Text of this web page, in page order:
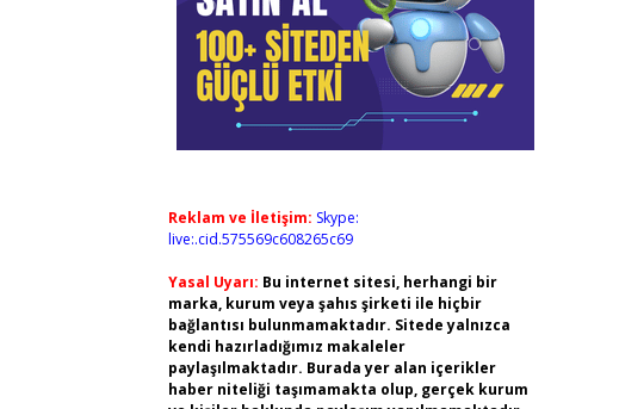
Reklam ve İletişim: Skype:
live:.cid.575569c608265c69
Yasal Uyarı: Bu internet sitesi, herhangi bir
marka, kurum veya şahıs şirketi ile hiçbir
bağlantısı bulunmamaktadır. Sitede yalnızca
kendi hazırladığımız makaleler
paylaşılmaktadır. Burada yer alan içerikler
haber niteliği taşımamakta olup, gerçek kurum